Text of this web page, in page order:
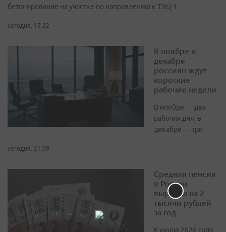
бетонирование на участке по направлению к ТЭЦ-1
сегодня, 15:22
В ноябре и
декабре
россиян ждут
короткие
рабочие недели
В ноябре — два
рабочих дня, в
декабре — три
сегодня, 21:09
Средняя пенсия
в России
выросла на 2
тысячи рублей
за год
К июлю 2026 года